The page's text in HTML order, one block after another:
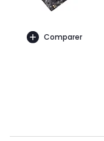
Comparer